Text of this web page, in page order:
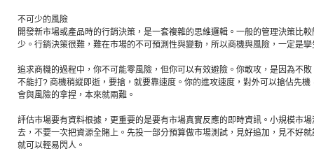
不可少的風險
開發新市場或產品時的行銷決策，是一套複雜的思維邏輯。一般的管理決策比
少。行銷決策很難，難在市場的不可預測性與變動，所以商機與風險，一定是孿
追求商機的過程中，你不可能零風險，但你可以有效避險。你敢攻，是因為不
不能打? 商機稍縱即逝，要搶，就要靠速度。你的進攻速度，對外可以搶佔先
會與風險的拿捏，本來就兩難。
評估市場要有資料根據，更重要的是要有市場真實反應的即時資訊。小規模市
去，不要一次把資源全賭上。先投一部分預算做市場測試，見好追加，見不好
就可以輕易閃人。